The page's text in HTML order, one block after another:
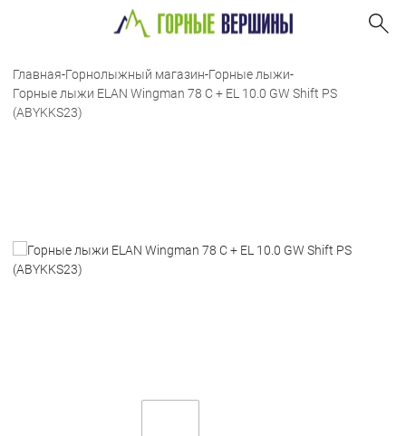
Главная-Горнолыжный магазин-Горные лыжи-
Горные лыжи ELAN Wingman 78 C + EL 10.0 GW Shift PS
(ABYKKS23)